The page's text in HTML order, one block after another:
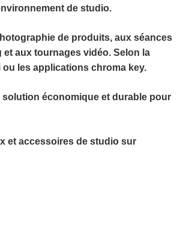
de studio.
de produits, aux séances
aux tournages vidéo. Selon la
les applications chroma key.
économique et durable pour
et accessoires de studio sur